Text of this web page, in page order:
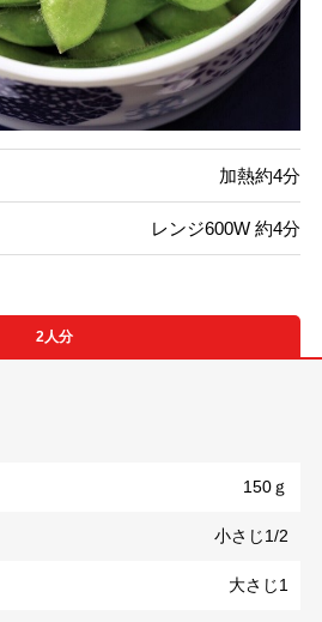
加熱約4分
レンジ600W 約4分
2人分
150ｇ
小さじ1/2
大さじ1